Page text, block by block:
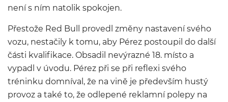
není s ním natolik spokojen.
Přestože Red Bull provedl změny nastavení svého
vozu, nestačily k tomu, aby Pérez postoupil do další
části kvalifikace. Obsadil nevýrazné 18. místo a
vypadl v úvodu. Pérez při se při reflexi svého
tréninku domníval, že na vině je především hustý
provoz a také to, že odlepené reklamní polepy na